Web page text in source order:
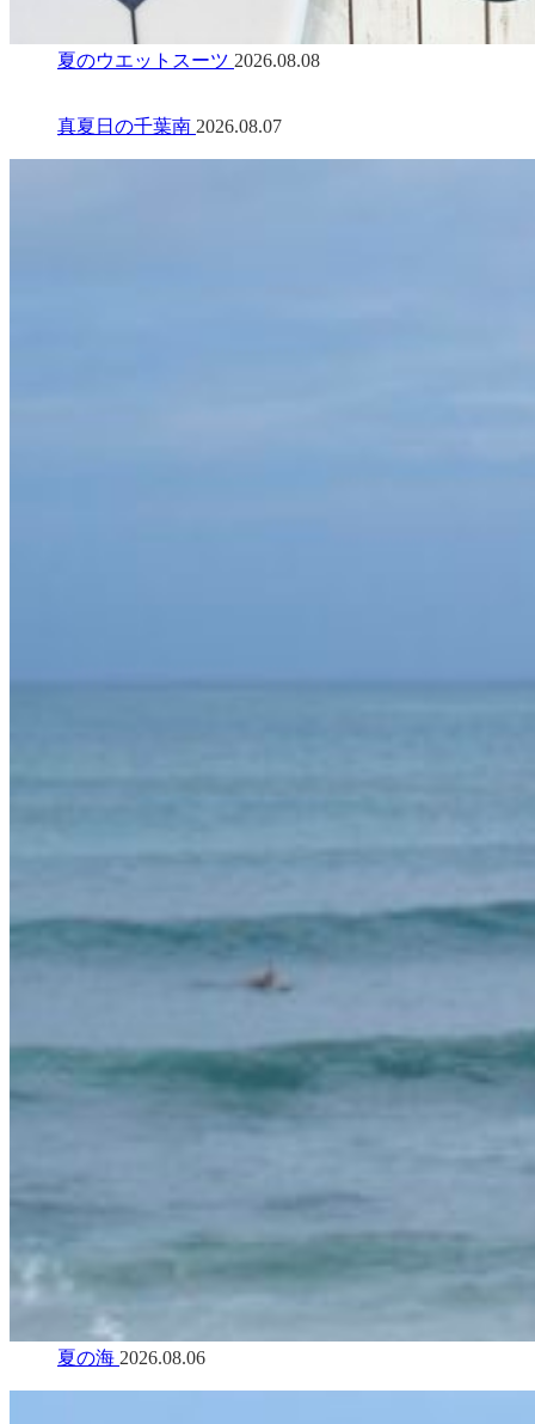
夏のウエットスーツ 2026.08.08
真夏日の千葉南 2026.08.07
夏の海 2026.08.06